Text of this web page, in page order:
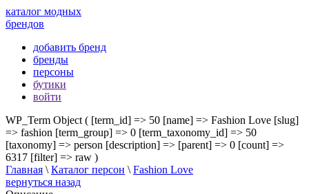
каталог модных
брендов
добавить бренд
бренды
персоны
бутики
войти
WP_Term Object ( [term_id] => 50 [name] => Fashion Love [slug]
=> fashion [term_group] => 0 [term_taxonomy_id] => 50
[taxonomy] => person [description] => [parent] => 0 [count] =>
6317 [filter] => raw )
Главная \ Каталог персон \ Fashion Love
вернуться назад